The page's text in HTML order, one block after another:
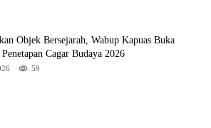
Objek Bersejarah, Wabup Kapuas Buka
Cagar Budaya 2026
59